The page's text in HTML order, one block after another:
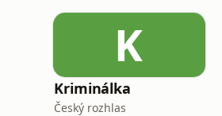
K
Kriminálka
Český rozhlas